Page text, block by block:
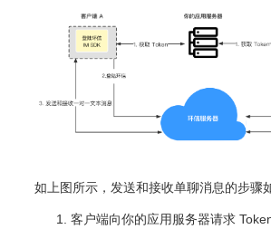
如上图所示，发送和接收单聊消息的步骤
客户端向你的应用服务器请求